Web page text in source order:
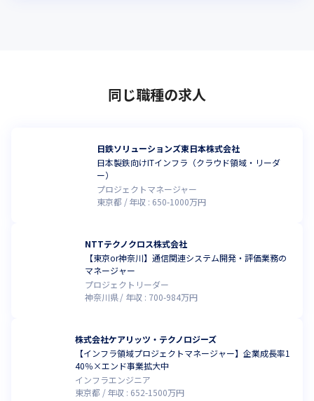
同じ職種の求人
日鉄ソリューションズ東日本株式会社
日本製鉄向けITインフラ（クラウド領域・リーダ
ー）
プロジェクトマネージャー
東京都
年収 : 650-1000万円
NTTテクノクロス株式会社
【東京or神奈川】通信関連システム開発・評価業務の
マネージャー
プロジェクトリーダー
神奈川県
年収 : 700-984万円
株式会社ケアリッツ・テクノロジーズ
【インフラ領域プロジェクトマネージャー】企業成長率1
40％×エンド事業拡大中
インフラエンジニア
東京都
年収 : 652-1500万円